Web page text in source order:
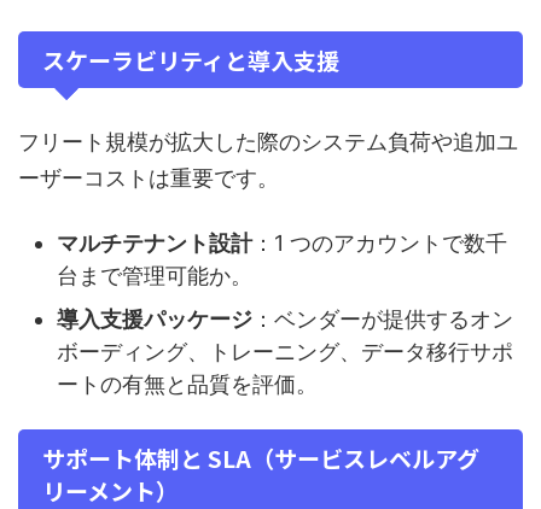
スケーラビリティと導入支援
フリート規模が拡大した際のシステム負荷や追加ユ
ーザーコストは重要です。
マルチテナント設計：1 つのアカウントで数千
台まで管理可能か。
導入支援パッケージ ：ベンダーが提供するオン
ボーディング、トレーニング、データ移行サポ
ートの有無と品質を評価。
サポート体制と SLA（サービスレベルアグ
リーメント）